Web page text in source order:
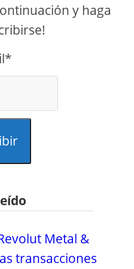
y haga
Metal &
transacciones